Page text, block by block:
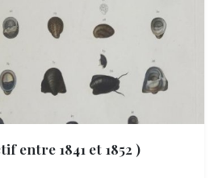
entre 1841 et 1852 )